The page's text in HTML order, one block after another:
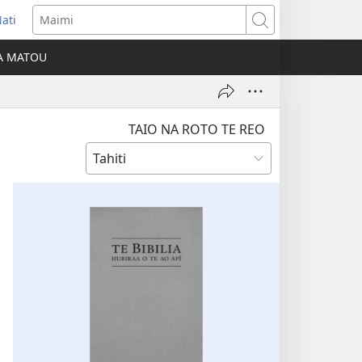
Maimi
MATOU
TAIO NA ROTO TE REO